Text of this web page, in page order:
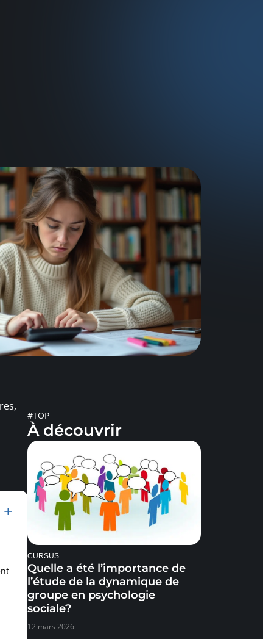
#TOP
À découvrir
CURSUS
Quelle a été l’importance de
l’étude de la dynamique de
groupe en psychologie
sociale?
12 mars 2026